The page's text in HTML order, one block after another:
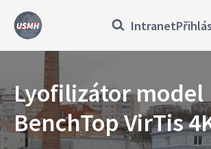
Přejít
Přihlásit
se
Intranet
Lyofilizátor model
BenchTop VirTis